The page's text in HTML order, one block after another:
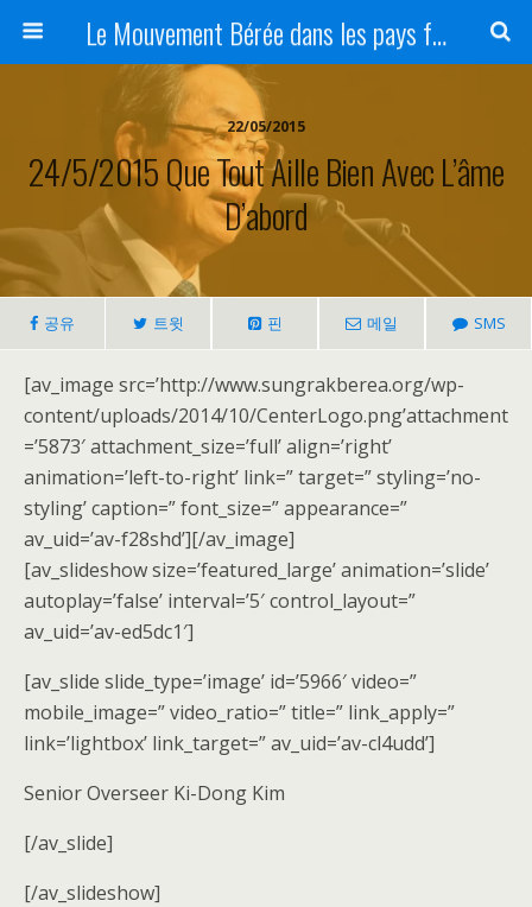
Le Mouvement Bérée dans les pays francophones
22/05/2015
24/5/2015 Que Tout Aille Bien Avec L’âme
D’abord
공유 트윗 핀 메일 SMS
[av_image src=’http://www.sungrakberea.org/wp-
content/uploads/2014/10/CenterLogo.png’attachment
=’5873′ attachment_size=’full’ align=’right’
animation=’left-to-right’ link=” target=” styling=’no-
styling’ caption=” font_size=” appearance=”
av_uid=’av-f28shd’][/av_image]
[av_slideshow size=’featured_large’ animation=’slide’
autoplay=’false’ interval=’5′ control_layout=”
av_uid=’av-ed5dc1′]
[av_slide slide_type=’image’ id=’5966′ video=”
mobile_image=” video_ratio=” title=” link_apply=”
link=’lightbox’ link_target=” av_uid=’av-cl4udd’]
Senior Overseer Ki-Dong Kim
[/av_slide]
[/av_slideshow]